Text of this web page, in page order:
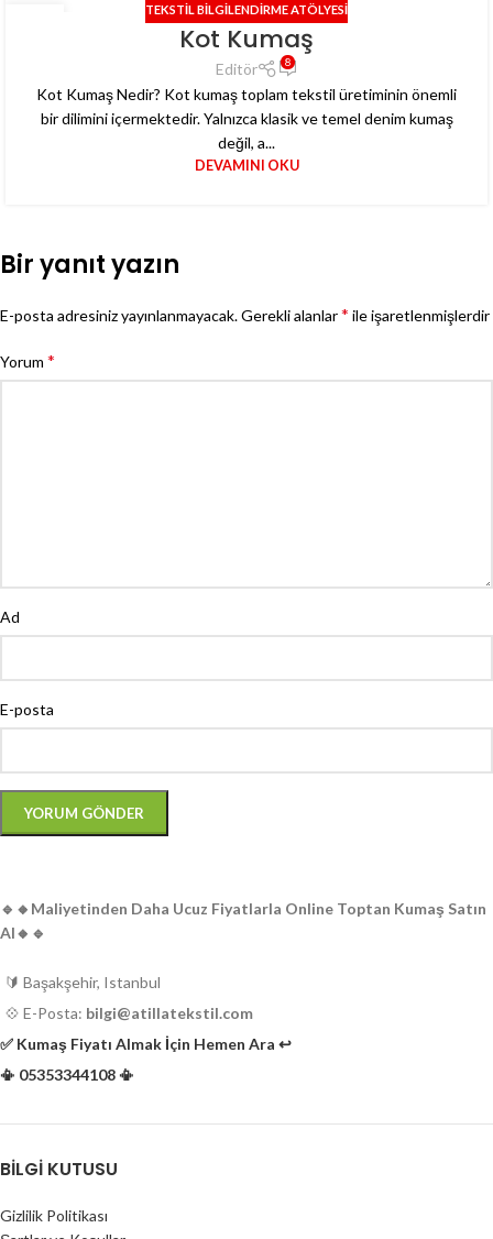
TEKSTIL BILGILENDIRME ATÖLYESI
Kot Kumaş
Editör 8
Kot Kumaş Nedir? Kot kumaş toplam tekstil üretiminin önemli
bir dilimini içermektedir. Yalnızca klasik ve temel denim kumaş
değil, a...
DEVAMINI OKU
Bir yanıt yazın
E-posta adresiniz yayınlanmayacak.Gerekli alanlar* ile işaretlenmişlerdir
Yorum *
Ad
E-posta
🔹️🔸️Maliyetinden Daha Ucuz Fiyatlarla Online Toptan Kumaş Satın
Al🔸️🔹️
🔰 Başakşehir, Istanbul
💠 E-Posta: bilgi@atillatekstil.com
✅️ Kumaş Fiyatı Almak İçin Hemen Ara ↩️
📳 05353344108 📳
BILGI KUTUSU
Gizlilik Politikası